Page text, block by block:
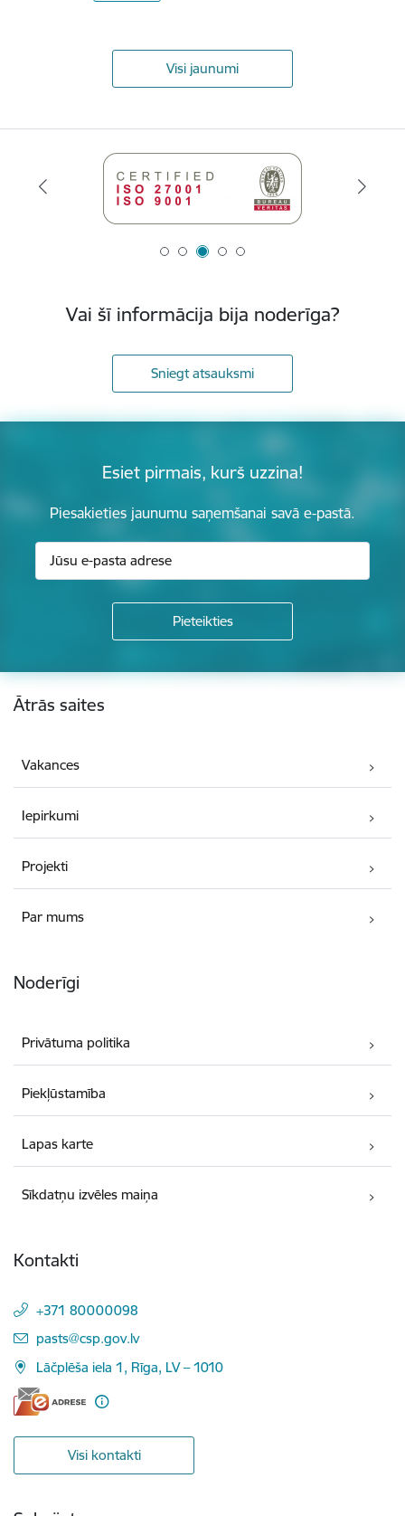
Visi jaunumi
Vai šī informācija bija noderīga?
Sniegt atsauksmi
Esiet pirmais, kurš uzzina!
Piesakieties jaunumu saņemšanai savā e-pastā.
Kājene
Ātrās saites
Vakances
Iepirkumi
Projekti
Par mums
Noderīgi
Privātuma politika
Piekļūstamība
Lapas karte
Sīkdatņu izvēles maiņa
Kontakti
+371 80000098
E-pasts:
pasts@csp.gov.lv
Lāčplēša iela 1, Rīga, LV – 1010
Visi kontakti